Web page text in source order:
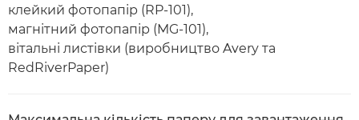
клейкий фотопапір (RP-101),
магнітний фотопапір (MG-101),
вітальні листівки (виробництво Avery та
RedRiverPaper)